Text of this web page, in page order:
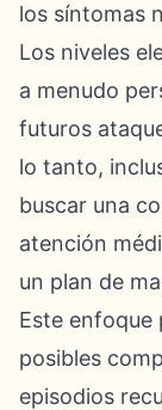
los síntomas
Los niveles
a menudo
futuros
lo tanto,
buscar una
atención
un plan de
Este enfoque
posibles
episodios